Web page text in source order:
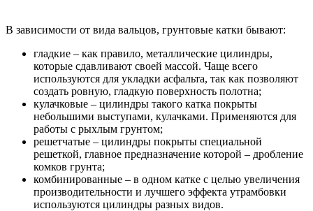
В зависимости от вида вальцов, грунтовые катки бывают:
гладкие – как правило, металлические цилиндры,
которые сдавливают своей массой. Чаще всего
используются для укладки асфальта, так как позволяют
создать ровную, гладкую поверхность полотна;
кулачковые – цилиндры такого катка покрыты
небольшими выступами, кулачками. Применяются для
работы с рыхлым грунтом;
решетчатые – цилиндры покрыты специальной
решеткой, главное предназначение которой – дробление
комков грунта;
комбинированные – в одном катке с целью увеличения
производительности и лучшего эффекта утрамбовки
используются цилиндры разных видов.